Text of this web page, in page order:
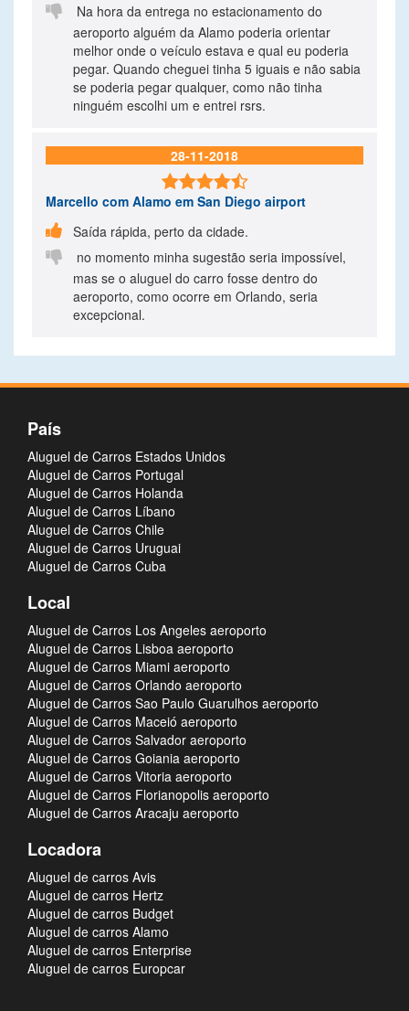

Na hora da entrega no estacionamento do
aeroporto alguém da Alamo poderia orientar
melhor onde o veículo estava e qual eu poderia
pegar. Quando cheguei tinha 5 iguais e não sabia
se poderia pegar qualquer, como não tinha
ninguém escolhi um e entrei rsrs.
28-11-2018

Marcello com Alamo em San Diego airport
 Saída rápida, perto da cidade.

no momento minha sugestão seria impossível,
mas se o aluguel do carro fosse dentro do
aeroporto, como ocorre em Orlando, seria
excepcional.
País
Aluguel de Carros Estados Unidos
Aluguel de Carros Portugal
Aluguel de Carros Holanda
Aluguel de Carros Líbano
Aluguel de Carros Chile
Aluguel de Carros Uruguai
Aluguel de Carros Cuba
Local
Aluguel de Carros Los Angeles aeroporto
Aluguel de Carros Lisboa aeroporto
Aluguel de Carros Miami aeroporto
Aluguel de Carros Orlando aeroporto
Aluguel de Carros Sao Paulo Guarulhos aeroporto
Aluguel de Carros Maceió aeroporto
Aluguel de Carros Salvador aeroporto
Aluguel de Carros Goiania aeroporto
Aluguel de Carros Vitoria aeroporto
Aluguel de Carros Florianopolis aeroporto
Aluguel de Carros Aracaju aeroporto
Locadora
Aluguel de carros Avis
Aluguel de carros Hertz
Aluguel de carros Budget
Aluguel de carros Alamo
Aluguel de carros Enterprise
Aluguel de carros Europcar